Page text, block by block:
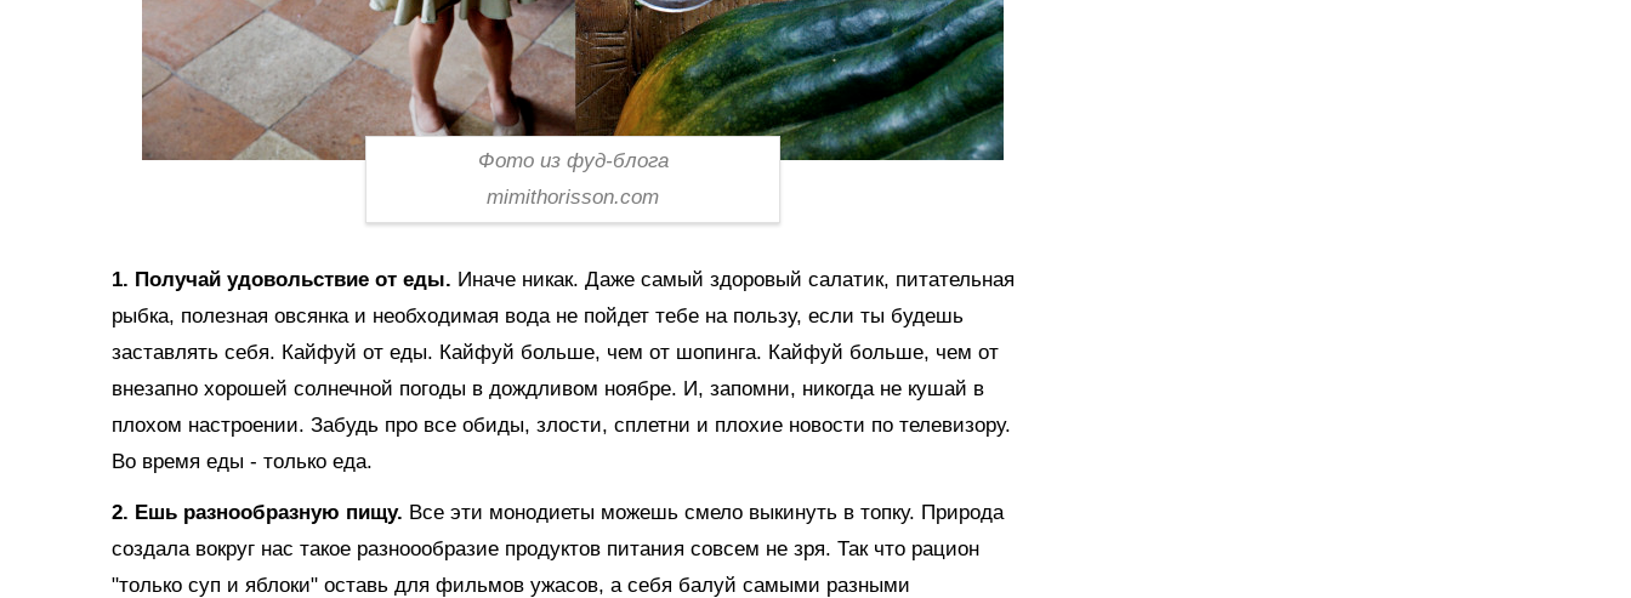
Фото из фуд-блога
mimithorisson.com
1. Получай удовольствие от еды. Иначе никак. Даже самый здоровый салатик, питательная
рыбка, полезная овсянка и необходимая вода не пойдет тебе на пользу, если ты будешь
заставлять себя. Кайфуй от еды. Кайфуй больше, чем от шопинга. Кайфуй больше, чем от
внезапно хорошей солнечной погоды в дождливом ноябре. И, запомни, никогда не кушай в
плохом настроении. Забудь про все обиды, злости, сплетни и плохие новости по телевизору.
Во время еды - только еда.
2. Ешь разнообразную пищу. Все эти монодиеты можешь смело выкинуть в топку. Природа
создала вокруг нас такое разноообразие продуктов питания совсем не зря. Так что рацион
"только суп и яблоки" оставь для фильмов ужасов, а себя балуй самыми разными